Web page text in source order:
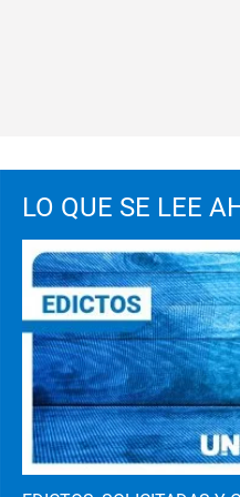
LO QUE SE LEE